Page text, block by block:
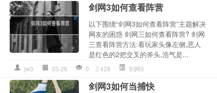
剑网3如何查看阵营
以下围绕“剑网3如何查看阵营”主题解决
网友的困惑 剑网三如何查看阵营? 剑网
三查看阵营方法:看玩家头像左侧,恶人
是红色的2把交叉的斧头,浩气是...
jw3 03-29 0 428 剑网3
剑网3如何当捕快